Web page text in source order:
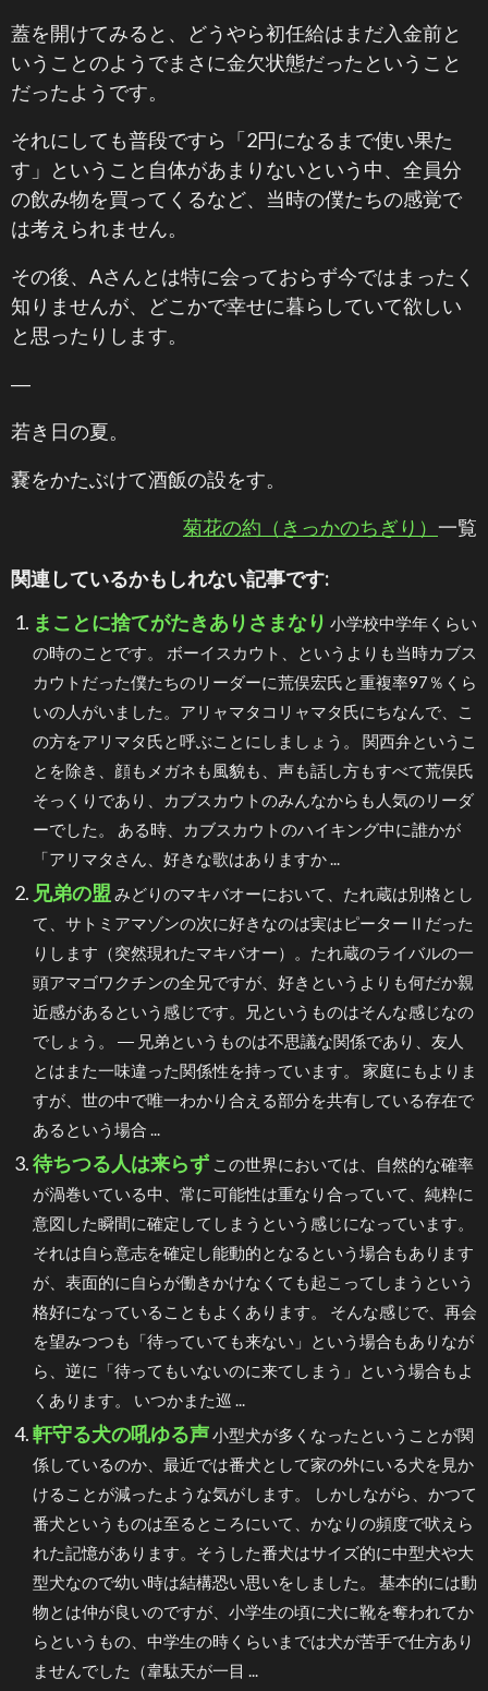
蓋を開けてみると、どうやら初任給はまだ入金前と
いうことのようでまさに金欠状態だったということ
だったようです。
それにしても普段ですら「2円になるまで使い果た
す」ということ自体があまりないという中、全員分
の飲み物を買ってくるなど、当時の僕たちの感覚で
は考えられません。
その後、Aさんとは特に会っておらず今ではまったく
知りませんが、どこかで幸せに暮らしていて欲しい
と思ったりします。
―
若き日の夏。
嚢をかたぶけて酒飯の設をす。
菊花の約（きっかのちぎり） 一覧
関連しているかもしれない記事です:
まことに捨てがたきありさまなり 小学校中学年くらい
の時のことです。 ボーイスカウト、というよりも当時カブス
カウトだった僕たちのリーダーに荒俣宏氏と重複率97％くら
いの人がいました。アリャマタコリャマタ氏にちなんで、こ
の方をアリマタ氏と呼ぶことにしましょう。 関西弁というこ
とを除き、顔もメガネも風貌も、声も話し方もすべて荒俣氏
そっくりであり、カブスカウトのみんなからも人気のリーダ
ーでした。 ある時、カブスカウトのハイキング中に誰かが
「アリマタさん、好きな歌はありますか ...
兄弟の盟 みどりのマキバオーにおいて、たれ蔵は別格とし
て、サトミアマゾンの次に好きなのは実はピーターⅡだった
りします（突然現れたマキバオー）。たれ蔵のライバルの一
頭アマゴワクチンの全兄ですが、好きというよりも何だか親
近感があるという感じです。兄というものはそんな感じなの
でしょう。 ― 兄弟というものは不思議な関係であり、友人
とはまた一味違った関係性を持っています。 家庭にもよりま
すが、世の中で唯一わかり合える部分を共有している存在で
あるという場合 ...
待ちつる人は来らず この世界においては、自然的な確率
が渦巻いている中、常に可能性は重なり合っていて、純粋に
意図した瞬間に確定してしまうという感じになっています。
それは自ら意志を確定し能動的となるという場合もあります
が、表面的に自らが働きかけなくても起こってしまうという
格好になっていることもよくあります。 そんな感じで、再会
を望みつつも「待っていても来ない」という場合もありなが
ら、逆に「待ってもいないのに来てしまう」という場合もよ
くあります。 いつかまた巡 ...
軒守る犬の吼ゆる声小型犬が多くなったということが関
係しているのか、最近では番犬として家の外にいる犬を見か
けることが減ったような気がします。 しかしながら、かつて
番犬というものは至るところにいて、かなりの頻度で吠えら
れた記憶があります。そうした番犬はサイズ的に中型犬や大
型犬なので幼い時は結構恐い思いをしました。 基本的には動
物とは仲が良いのですが、小学生の頃に犬に靴を奪われてか
らというもの、中学生の時くらいまでは犬が苦手で仕方あり
ませんでした（韋駄天が一目 ...